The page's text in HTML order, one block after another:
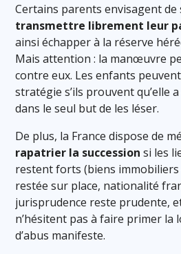
Certains parents envisagent de
transmettre librement leur
ainsi échapper à la réserve
Mais attention : la manœuvre
contre eux. Les enfants
stratégie s’ils prouvent qu’elle
dans le seul but de les léser.
De plus, la France dispose de
rapatrier la succession si les
restent forts (biens immobiliers
restée sur place, nationalité
jurisprudence reste prudente,
n’hésitent pas à faire primer la
d’abus manifeste.